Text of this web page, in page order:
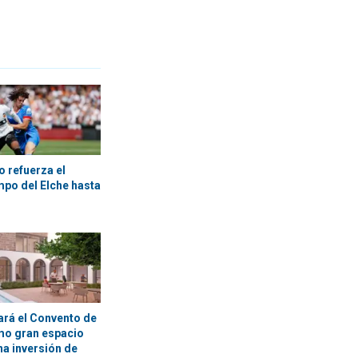
refuerza el
del Elche hasta
el Convento de
gran espacio
inversión de